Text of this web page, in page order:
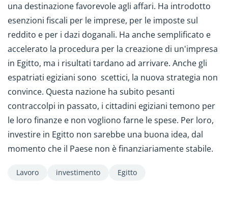
una destinazione favorevole agli affari. Ha introdotto
esenzioni fiscali per le imprese, per le imposte sul
reddito e per i dazi doganali. Ha anche semplificato e
accelerato la procedura per la creazione di un'impresa
in Egitto, ma i risultati tardano ad arrivare. Anche gli
espatriati egiziani sono scettici, la nuova strategia non
convince. Questa nazione ha subito pesanti
contraccolpi in passato, i cittadini egiziani temono per
le loro finanze e non vogliono farne le spese. Per loro,
investire in Egitto non sarebbe una buona idea, dal
momento che il Paese non è finanziariamente stabile.
Lavoro investimento Egitto